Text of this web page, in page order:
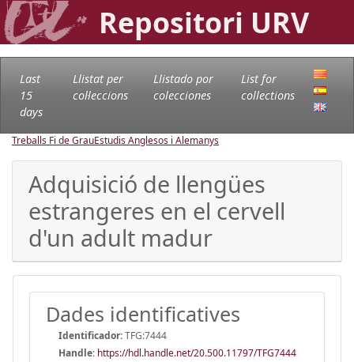
Repositori URV
Last
15
days
Llistat per
col·leccions
Llistado por
colecciones
List for
collections
Treballs Fi de GrauEstudis Anglesos i Alemanys
Adquisició de llengües
estrangeres en el cervell
d'un adult madur
Dades identificatives
Identificador:TFG:7444
Handle: https://hdl.handle.net/20.500.11797/TFG7444